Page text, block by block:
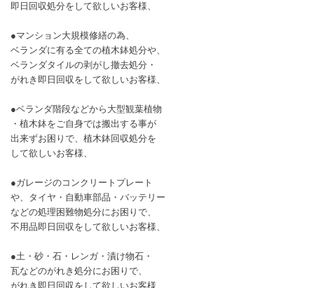
即日回収処分をして欲しいお客様、
●マンション大規模修繕の為、
ベランダに有る全ての植木鉢処分や、
ベランダタイルの剥がし撤去処分・
がれき即日回収をして欲しいお客様、
●ベランダ階段などから大型観葉植物
・植木鉢をご自身では搬出する事が
出来ずお困りで、植木鉢回収処分を
して欲しいお客様、
●ガレージのコンクリートプレート
や、タイヤ・自動車部品・バッテリー
などの処理困難物処分にお困りで、
不用品即日回収をして欲しいお客様、
●土・砂・石・レンガ・漬け物石・
瓦などのがれき処分にお困りで、
がれき即日回収をして欲しいお客様、